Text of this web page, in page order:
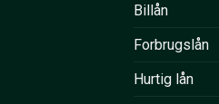
Billån
Forbrugslån
Hurtig lån